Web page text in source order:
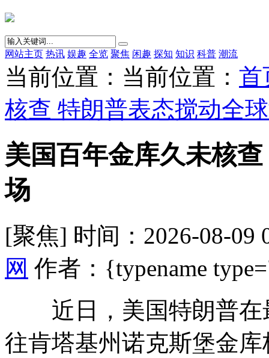
网站主页 热讯 娱趣 全览 聚焦 闲趣 探知 知识 科普 潮流
当前位置：当前位置： 首
核查 特朗普表态搅动全
美国百年金库久未核
场
[聚焦] 时间：2026-08-09
网 作者：{typename
近日，美国特朗普在
往肯塔基州诺克斯堡金